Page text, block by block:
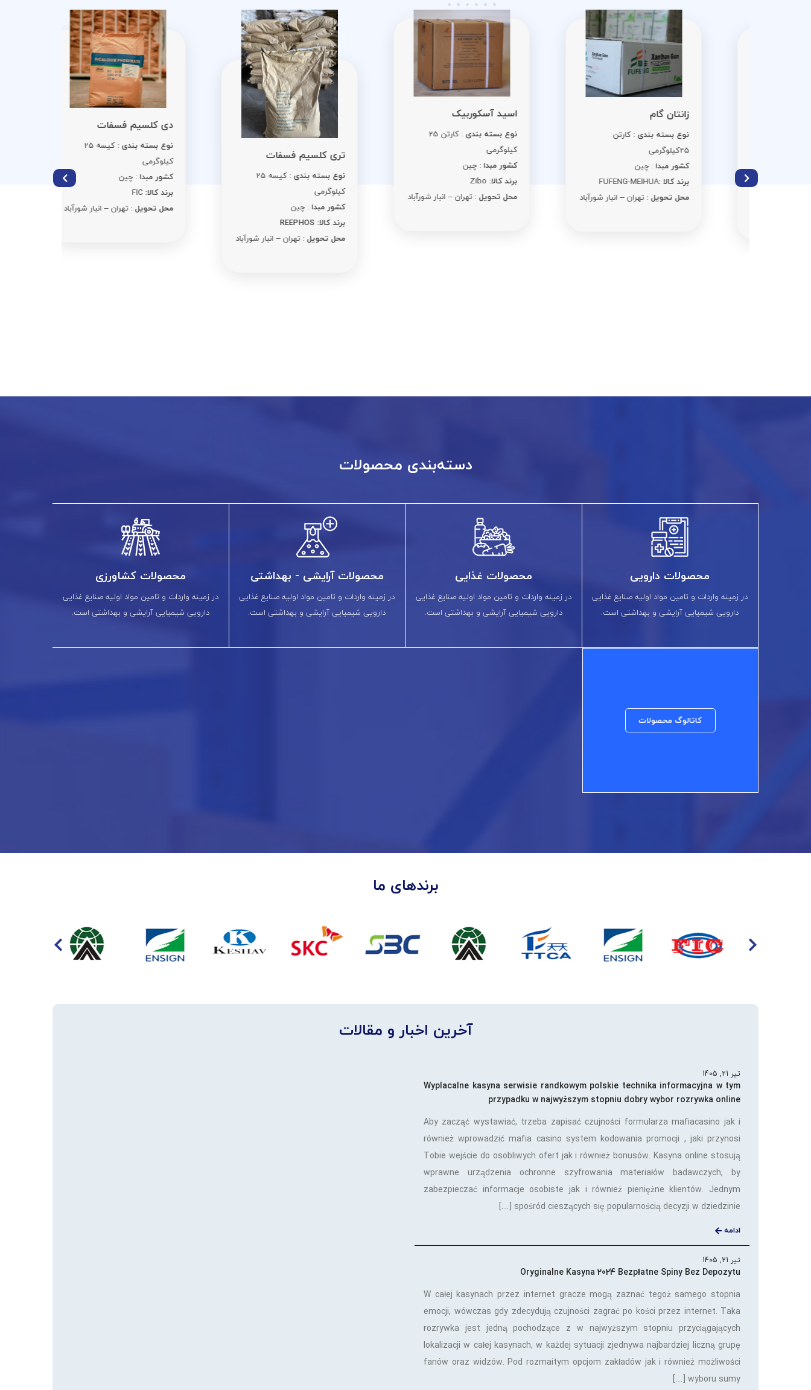
زانتان گام
نوع بسته بندی: کارتن
کشور مبدا: چین
برند کالا :FUFENG-MEIHUA
محل تحویل: تهران – انبار شورآباد
اسید آسکوربیک
نوع بسته بندی
: کارتن 25
کیلوگرمی
کشور مبدا: چین
برند کالا:Zibo
محل تحویل: تهران – انبار شورآباد
تری کلسیم فسفات
نوع بسته بندی
: کیسه 25
کیلوگرمی
کشور مبدا: چین
برند کالا: REEPHOS
محل تحویل: تهران – انبار شورآباد
دی کلسیم فسفات
نوع بسته بندی
: کیسه 25
کیلوگرمی
کشور مبدا: چین
برند کالا:FIC
محل تحویل: تهران – انبار شورآباد
دسته‌بندی محصولات
محصولات دارویی
در زمینه واردات و تامین مواد اولیه صنایع غذایی
دارویی شیمیایی آرایشی و بهداشتی است.
محصولات غذایی
در زمینه واردات و تامین مواد اولیه صنایع غذایی
دارویی شیمیایی آرایشی و بهداشتی است.
محصولات آرایشی - بهداشتی
در زمینه واردات و تامین مواد اولیه صنایع غذایی
دارویی شیمیایی آرایشی و بهداشتی است.
محصولات کشاورزی
در زمینه واردات و تامین مواد اولیه صنایع غذایی
دارویی شیمیایی آرایشی و بهداشتی است.
کاتالوگ محصولات
برندهای ما
آخرین اخبار و مقالات
تیر 21, 1405
Wyplacalne kasyna serwisie randkowym polskie technika informacyjna w tym
przypadku w najwyższym stopniu dobry wybor rozrywka online
Aby zacząć wystawiać, trzeba zapisać czujności formularza mafiacasino jak i
również wprowadzić mafia casino system kodowania promocji , jaki przynosi
Tobie wejście do osobliwych ofert jak i również bonusów. Kasyna online stosują
wprawne urządzenia ochronne szyfrowania materiałów badawczych, by
zabezpieczać informacje osobiste jak i również pieniężne klientów. Jednym
spośród cieszących się popularnością decyzji w dziedzinie […]
ادامه
تیر 21, 1405
Oryginalne Kasyna 2024 Bezpłatne Spiny Bez Depozytu
W całej kasynach przez internet gracze mogą zaznać tegoż samego stopnia
emocji, wówczas gdy zdecydują czujności zagrać po kości przez internet. Taka
rozrywka jest jedną pochodzące z w najwyższym stopniu przyciągających
lokalizacji w całej kasynach, w każdej sytuacji zjednywa najbardziej liczną grupę
fanów oraz widzów. Pod rozmaitym opcjom zakładów jak i również możliwości
wyboru sumy […]